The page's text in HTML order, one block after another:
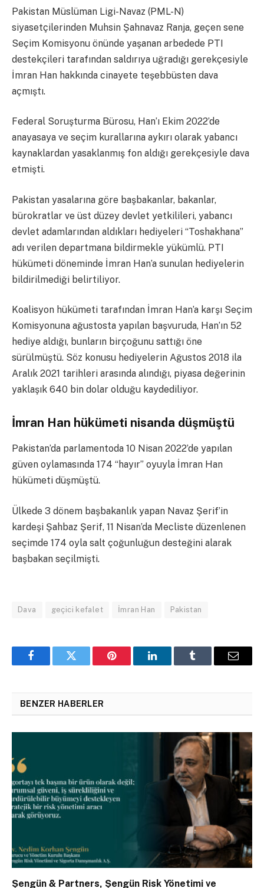
Pakistan Müslüman Ligi-Navaz (PML-N)
siyasetçilerinden Muhsin Şahnavaz Ranja, geçen sene
Seçim Komisyonu önünde yaşanan arbedede PTI
destekçileri tarafından saldırıya uğradığı gerekçesiyle
İmran Han hakkında cinayete teşebbüsten dava
açmıştı.
Federal Soruşturma Bürosu, Han’ı Ekim 2022’de
anayasaya ve seçim kurallarına aykırı olarak yabancı
kaynaklardan yasaklanmış fon aldığı gerekçesiyle dava
etmişti.
Pakistan yasalarına göre başbakanlar, bakanlar,
bürokratlar ve üst düzey devlet yetkilileri, yabancı
devlet adamlarından aldıkları hediyeleri “Toshakhana”
adı verilen departmana bildirmekle yükümlü. PTI
hükümeti döneminde İmran Han’a sunulan hediyelerin
bildirilmediği belirtiliyor.
Koalisyon hükümeti tarafından İmran Han’a karşı Seçim
Komisyonuna ağustosta yapılan başvuruda, Han’ın 52
hediye aldığı, bunların birçoğunu sattığı öne
sürülmüştü. Söz konusu hediyelerin Ağustos 2018 ila
Aralık 2021 tarihleri arasında alındığı, piyasa değerinin
yaklaşık 640 bin dolar olduğu kaydediliyor.
İmran Han hükümeti nisanda düşmüştü
Pakistan’da parlamentoda 10 Nisan 2022’de yapılan
güven oylamasında 174 “hayır” oyuyla İmran Han
hükümeti düşmüştü.
Ülkede 3 dönem başbakanlık yapan Navaz Şerif’in
kardeşi Şahbaz Şerif, 11 Nisan’da Mecliste düzenlenen
seçimde 174 oyla salt çoğunluğun desteğini alarak
başbakan seçilmişti.
Dava geçici kefalet İmran Han Pakistan
FacebookTwitter Pinterest LinkedInTumblr Email
BENZER HABERLER
Şengün & Partners, Şengün Risk Yönetimi ve